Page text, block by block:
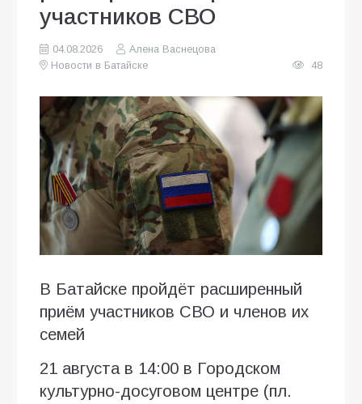
участников СВО
04.08.2026
Алена Васнецова
Новости в Батайске
48
В Батайске пройдёт расширенный
приём участников СВО и членов их
семей
21 августа в 14:00 в Городском
культурно-досуговом центре (пл.